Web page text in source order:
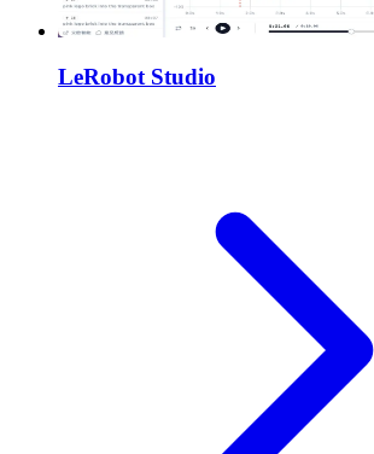
LeRobot Studio